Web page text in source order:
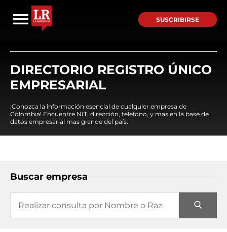
SUSCRIBIRSE
DIRECTORIO REGISTRO ÚNICO
EMPRESARIAL
¡Conozca la información esencial de cualquier empresa de
Colombia! Encuentre NIT, dirección, teléfono, y mas en la base de
datos empresarial mas grande del país.
Buscar empresa